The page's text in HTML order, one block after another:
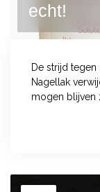
echt!
De strijd
Nagellak
mogen blijven